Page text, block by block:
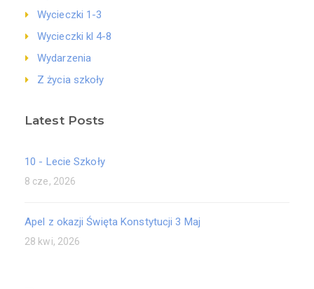
Wycieczki 1-3
Wycieczki kl 4-8
Wydarzenia
Z życia szkoły
Latest Posts
10 - Lecie Szkoły
8 cze, 2026
Apel z okazji Święta Konstytucji 3 Maj
28 kwi, 2026